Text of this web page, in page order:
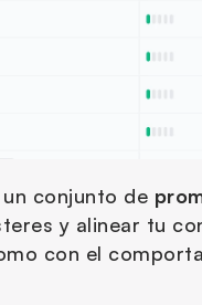
un conjunto de
y alinear tu
con el